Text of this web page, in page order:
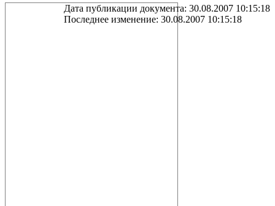
Дата публикации документа: 30.08.2007 10:15:18
Последнее изменение: 30.08.2007 10:15:18